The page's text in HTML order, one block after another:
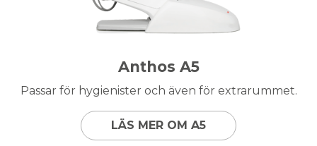
Anthos A5
Passar för hygienister och även för extrarummet.
LÄS MER OM A5